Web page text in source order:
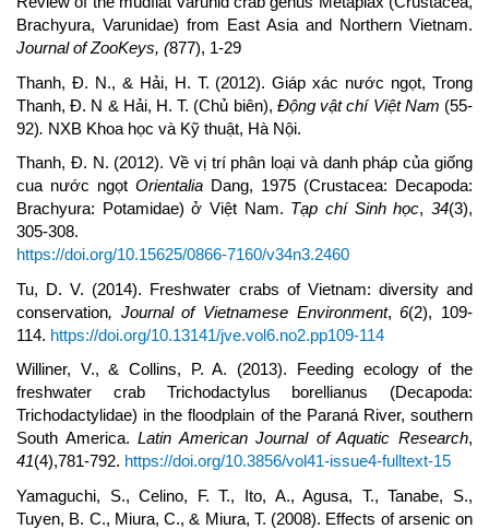
Brachyura, Varunidae) from East Asia and Northern Vietnam.
Journal of ZooKeys, (877), 1-29
Thanh, Đ. N., & Hải, H. T. (2012). Giáp xác nước ngọt, Trong
Thanh, Đ. N & Hải, H. T. (Chủ biên), Động vật chí Việt Nam (55-
92). NXB Khoa học và Kỹ thuật, Hà Nội.
Thanh, Đ. N. (2012). Về vị trí phân loại và danh pháp của giống
cua nước ngọt Orientalia Dang, 1975 (Crustacea: Decapoda:
Brachyura: Potamidae) ở Việt Nam. Tạp chí Sinh học, 34(3),
305-308.
https://doi.org/10.15625/0866-7160/v34n3.2460
Tu, D. V. (2014). Freshwater crabs of Vietnam: diversity and
conservation, Journal of Vietnamese Environment,6(2), 109-
114. https://doi.org/10.13141/jve.vol6.no2.pp109-114
Williner, V., & Collins, P. A. (2013). Feeding ecology of the
freshwater crab Trichodactylus borellianus (Decapoda:
Trichodactylidae) in the floodplain of the Paraná River, southern
South America.Latin American Journal of Aquatic Research,
41(4),781-792. https://doi.org/10.3856/vol41-issue4-fulltext-15
Yamaguchi, S., Celino, F. T., Ito, A., Agusa, T., Tanabe, S.,
Tuyen, B. C., Miura, C., & Miura, T. (2008). Effects of arsenic on